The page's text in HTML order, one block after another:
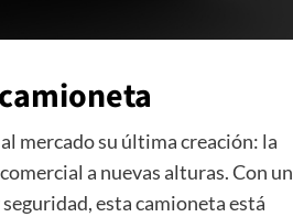
mercado su última creación: la
a nuevas alturas. Con un
esta camioneta está